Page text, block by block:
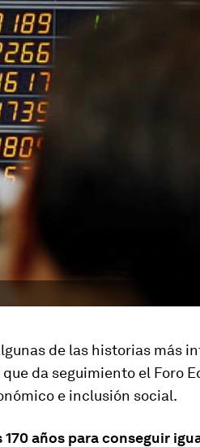
de las historias más
da seguimiento el Foro
e inclusión social.
años para conseguir